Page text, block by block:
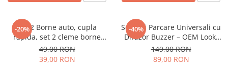
-20%
Set 2 Borne auto, cupla
rapida, set 2 cleme borne
bateire auto, profesionale
49,00 RON
39,00 RON
-40%
Senzori Parcare Universali cu
Difuzor Buzzer – OEM Look,
Gama Premium, Sistem
Asistare Parcare
149,00 RON
89,00 RON